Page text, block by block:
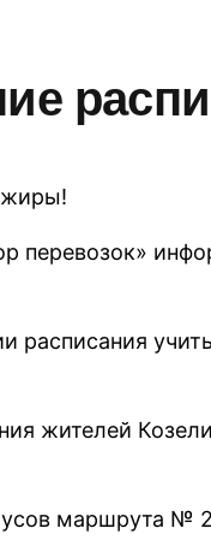
перевозок»
расписания
жителей
маршрута №